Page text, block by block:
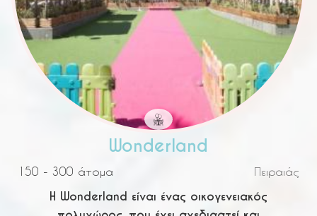
Wonderland
Πειραιάς
150 - 300 άτομα
Η Wonderland είναι ένας οικογενειακός